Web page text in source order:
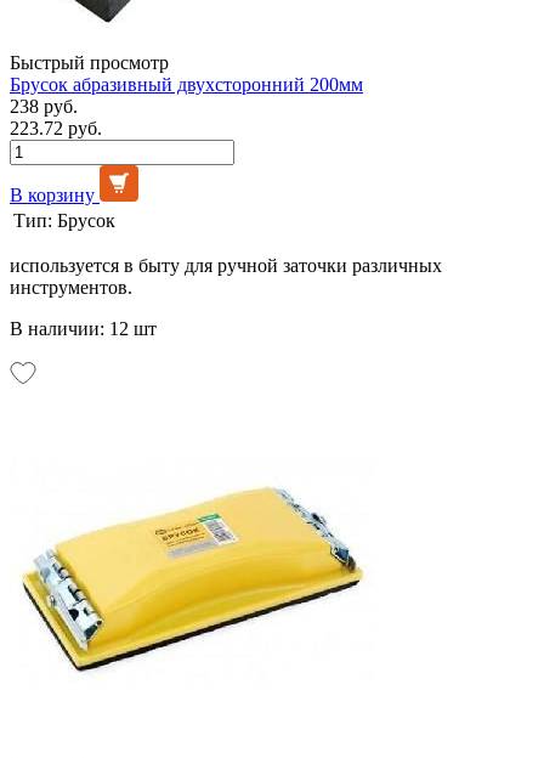
Быстрый просмотр
Брусок абразивный двухсторонний 200мм
238 руб.
223.72 руб.
В корзину
Тип: Брусок
используется в быту для ручной заточки различных
инструментов.
В наличии: 12 шт